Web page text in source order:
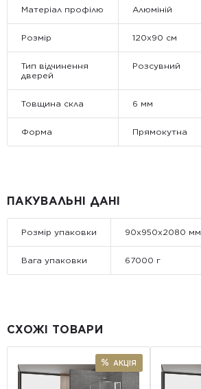
Матеріал профілю Алюміній
Розмір 120х90 см
Тип відчинення
дверей
Розсувний
Товщина скла 6 мм
Форма Прямокутна
ПАКУВАЛЬНІ ДАНІ
Розмір упаковки 90x950x2080 мм
Вага упаковки 67000 г
СХОЖІ ТОВАРИ
АКЦІЯ